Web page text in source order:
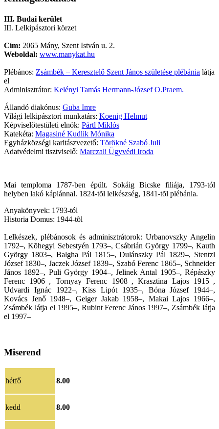
III. Budai kerület
III. Lelkipásztori körzet
Cím: 2065 Mány, Szent István u. 2.
Weboldal: www.manykat.hu
Plébános: Zsámbék – Keresztelő Szent János születése plébánia látja
el
Adminisztrátor: Kelényi Tamás Hermann-József O.Praem.
Állandó diakónus: Guba Imre
Világi lelkipásztori munkatárs: Koenig Helmut
Képviselőtestületi elnök: Pártl Miklós
Katekéta: Magasiné Kudlik Mónika
Egyházközségi karitászvezető: Törökné Szabó Juli
Adatvédelmi tisztviselő: Marczali Ügyvédi Iroda
Mai temploma 1787-ben épült. Sokáig Bicske filiája, 1793-tól
helyben lakó káplánnal. 1824-tõl lelkészség, 1841-tõl plébánia.
Anyakönyvek: 1793-tól
Historia Domus: 1944-tõl
Lelkészek, plébánosok és adminisztrátorok: Urbanovszky Angelin
1792–, Kõhegyi Sebestyén 1793–, Csábrián György 1799–, Kauth
György 1803–, Balgha Pál 1815–, Dulánszky Pál 1829–, Stentzl
József 1830–, Jaczek József 1839–, Szabó Ferenc 1865–, Schneider
János 1892–, Puli György 1904–, Jelinek Antal 1905–, Répászky
Ferenc 1906–, Tornyay Ferenc 1908–, Krasztina Lajos 1915–,
Udvardi Ignác 1922–, Kiss Lipót 1935–, Bóna József 1944–,
Kovács Jenő 1948–, Geiger Jakab 1958–, Makai Lajos 1966–,
Zsámbék látja el 1995–, Rubint Ferenc János 1997–, Zsámbék látja
el 1997–
Miserend
hétfő 8.00
kedd 8.00